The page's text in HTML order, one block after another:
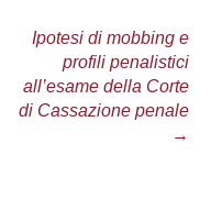
Ipotesi di mobbing e
profili penalistici
all’esame della Corte
di Cassazione penale
→